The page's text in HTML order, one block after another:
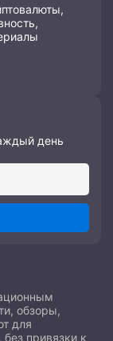
день
обзоры,
для
привязки к